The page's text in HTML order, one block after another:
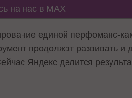
на нас в MAX
единой перфоманс-
продолжат развивать и
Яндекс делится